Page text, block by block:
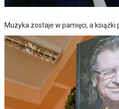
Muzyka zostaje w pamięci, a